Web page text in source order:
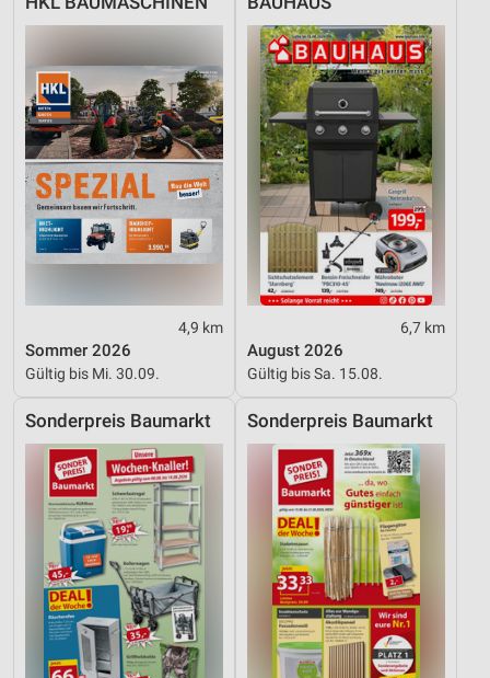
4,9 km
Sommer 2026
Gültig bis Mi. 30.09.
6,7 km
August 2026
Gültig bis Sa. 15.08.
Sonderpreis Baumarkt Sonderpreis Baumarkt